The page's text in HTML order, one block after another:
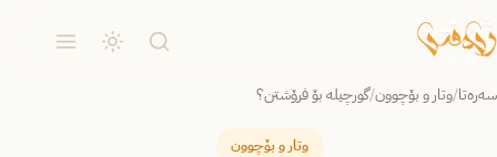
سەرەتا/وتار و بۆچوون/گورچیله‌ بۆ فرۆشتن؟
وتار و بۆچوون